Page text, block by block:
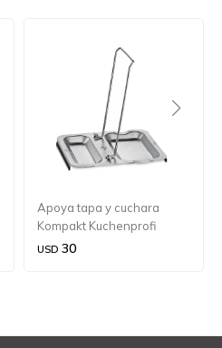
Apoya tapa y cuchara
Kompakt Kuchenprofi
USD 30